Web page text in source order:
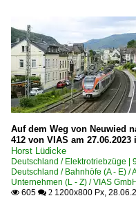
Auf dem Weg von Neuwied
412 von VIAS am
Horst Lüdicke
Deutschland / Elektrotriebzüge
Deutschland / Bahnhöfe (A - E) /
Unternehmen (L - Z) / VIAS
 605  2 1200x800 Px,